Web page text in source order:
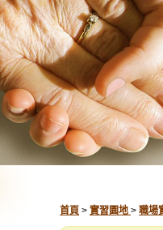
首頁 > 實習園地 > 職場